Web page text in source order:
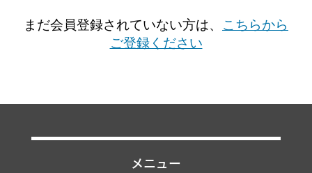
まだ会員登録されていない方は、 こちらから
ご登録ください
メニュー